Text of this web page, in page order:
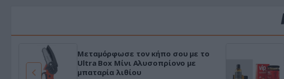
Μεταμόρφωσε τον κήπο σου με το
Ultra Box Μίνι Αλυσοπρίονο με
μπαταρία λιθίου